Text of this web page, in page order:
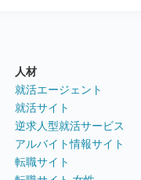
人材
就活エージェント
就活サイト
逆求人型就活サービス
アルバイト情報サイト
転職サイト